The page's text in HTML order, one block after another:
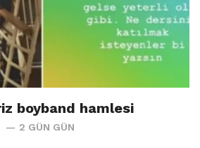
boyband hamlesi
2 GÜN GÜN